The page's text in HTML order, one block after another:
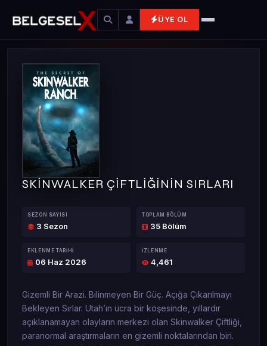
ÜYE OL
SKİNWALKER ÇİFTLİĞİNİN SIRLARI
SEZON SAYISI
3 Sezon
TOPLAM BÖLÜM
35 Bölüm
EKLENME TARIHI
06 Haz 2026
İZLENME
4,461
Gizemli Bir Arazi. Bilinmeyen Bir Güç. Açığa Çıkarılmayı
Bekleyen Sırlar. Utah’ın ücra bir köşesinde, yıllardır
açıklanamayan olayların merkezi olan Skinwalker Çiftliği,
paranormal araştırmaların en gizemli noktalarından biri.